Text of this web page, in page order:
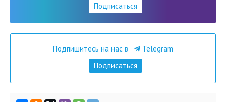
Подписаться
Подпишитесь на нас в
Telegram
Подписаться